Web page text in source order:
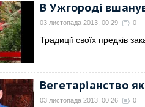
В Ужгороді
03 листопада 2013, 00:29 0
Традиції своїх предків
Вегетаріанство
03 листопада 2013, 00:26 0